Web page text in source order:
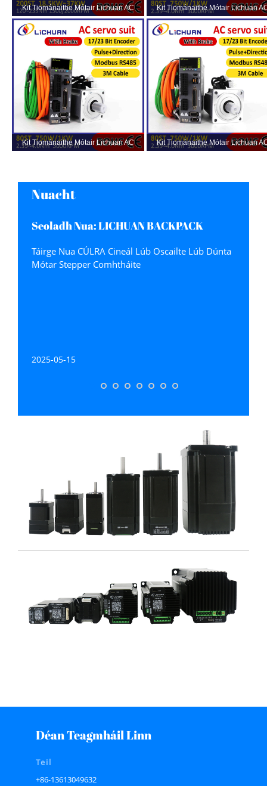
Kit Tiománaithe Mótair Lichuan AC
Servo HIGH POWER 120N.m 18.5KW
AC380V 31.8A 1500/2000RPM IP65
Kit Tiománaithe Mótair Lichuan
Servo A8 Cruinneas Ard STO ABZ
1001W 1KW 4.0N.m 220V 4.6A
2500/3000RPM IP65
Kit Tiománaithe Mótair Lichuan AC
Servo A8 Cruinneas Ard STO ABZ
Kit Tiománaithe Mótair Lichuan
Servo A8 Cruinneas Ard STO ABZ
Nuacht
Seoladh Nua: LICHUAN BACKPACK
Stepper Comhtháite ag Shenzhen
Xinlichuan Electric Co., Ltd.
Táirge Nua CÚLRA Cineál Lúb Oscailte Lúb Dúnta
Mótar Stepper Comhtháite
2025-05-15
Déan Teagmháil Linn
Teil
+86-13613049632